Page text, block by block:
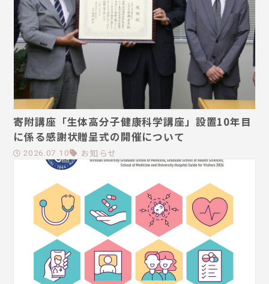
寄附講座「生体高分子健康科学講座」設置10年目
に係る感謝状贈呈式の開催について
2026.07.10 お知らせ